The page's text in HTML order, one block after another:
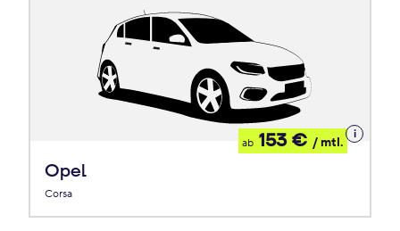
Opel
Corsa
ab 153 € / mtl.
Details
zum